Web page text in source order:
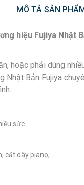
MÔ TẢ SẢN PHẨM
hiệu Fujiya
hoặc phải dùng
Bản Fujiya
sức
cắt dây piano,…